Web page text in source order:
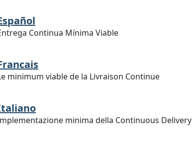
Continua Mínima Viable
minimum viable de la Livraison Continue
minima della Continuous Delivery